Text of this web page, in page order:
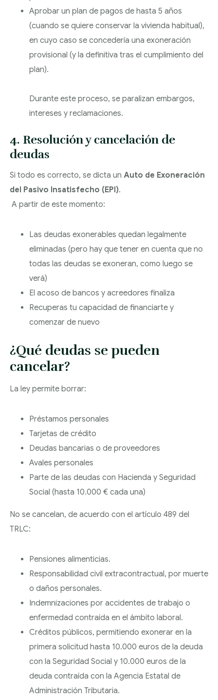
Aprobar un plan de pagos de hasta 5 años
(cuando se quiere conservar la vivienda habitual),
en cuyo caso se concedería una exoneración
provisional (y la definitiva tras el cumplimiento del
plan).
Durante este proceso, se paralizan embargos,
intereses y reclamaciones.
4. Resolución y cancelación de
deudas
Si todo es correcto, se dicta un Auto de Exoneración
del Pasivo Insatisfecho (EPI).
A partir de este momento:
Las deudas exonerables quedan legalmente
eliminadas (pero hay que tener en cuenta que no
todas las deudas se exoneran, como luego se
verá)
El acoso de bancos y acreedores finaliza
Recuperas tu capacidad de financiarte y
comenzar de nuevo
¿Qué deudas se pueden
cancelar?
La ley permite borrar:
Préstamos personales
Tarjetas de crédito
Deudas bancarias o de proveedores
Avales personales
Parte de las deudas con Hacienda y Seguridad
Social (hasta 10.000 € cada una)
No se cancelan, de acuerdo con el artículo 489 del
TRLC:
Pensiones alimenticias.
Responsabilidad civil extracontractual, por muerte
o daños personales.
Indemnizaciones por accidentes de trabajo o
enfermedad contraída en el ámbito laboral.
Créditos públicos, permitiendo exonerar en la
primera solicitud hasta 10.000 euros de la deuda
con la Seguridad Social y 10.000 euros de la
deuda contraída con la Agencia Estatal de
Administración Tributaria.